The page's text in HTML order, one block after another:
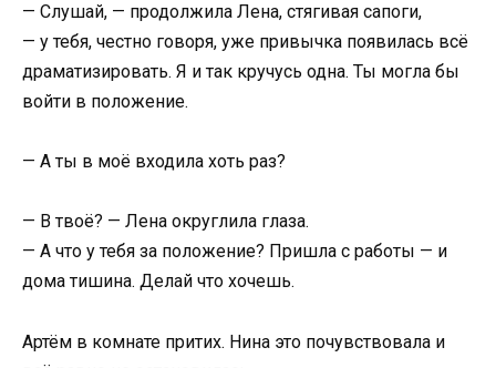
— Слушай, — продолжила Лена, стягивая сапоги,
— у тебя, честно говоря, уже привычка появилась всё
драматизировать. Я и так кручусь одна. Ты могла бы
войти в положение.
— А ты в моё входила хоть раз?
— В твоё? — Лена округлила глаза.
— А что у тебя за положение? Пришла с работы — и
дома тишина. Делай что хочешь.
Артём в комнате притих. Нина это почувствовала и